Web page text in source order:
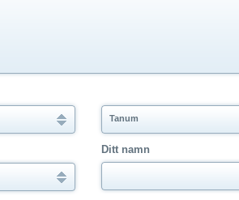
Tanum
Ditt namn